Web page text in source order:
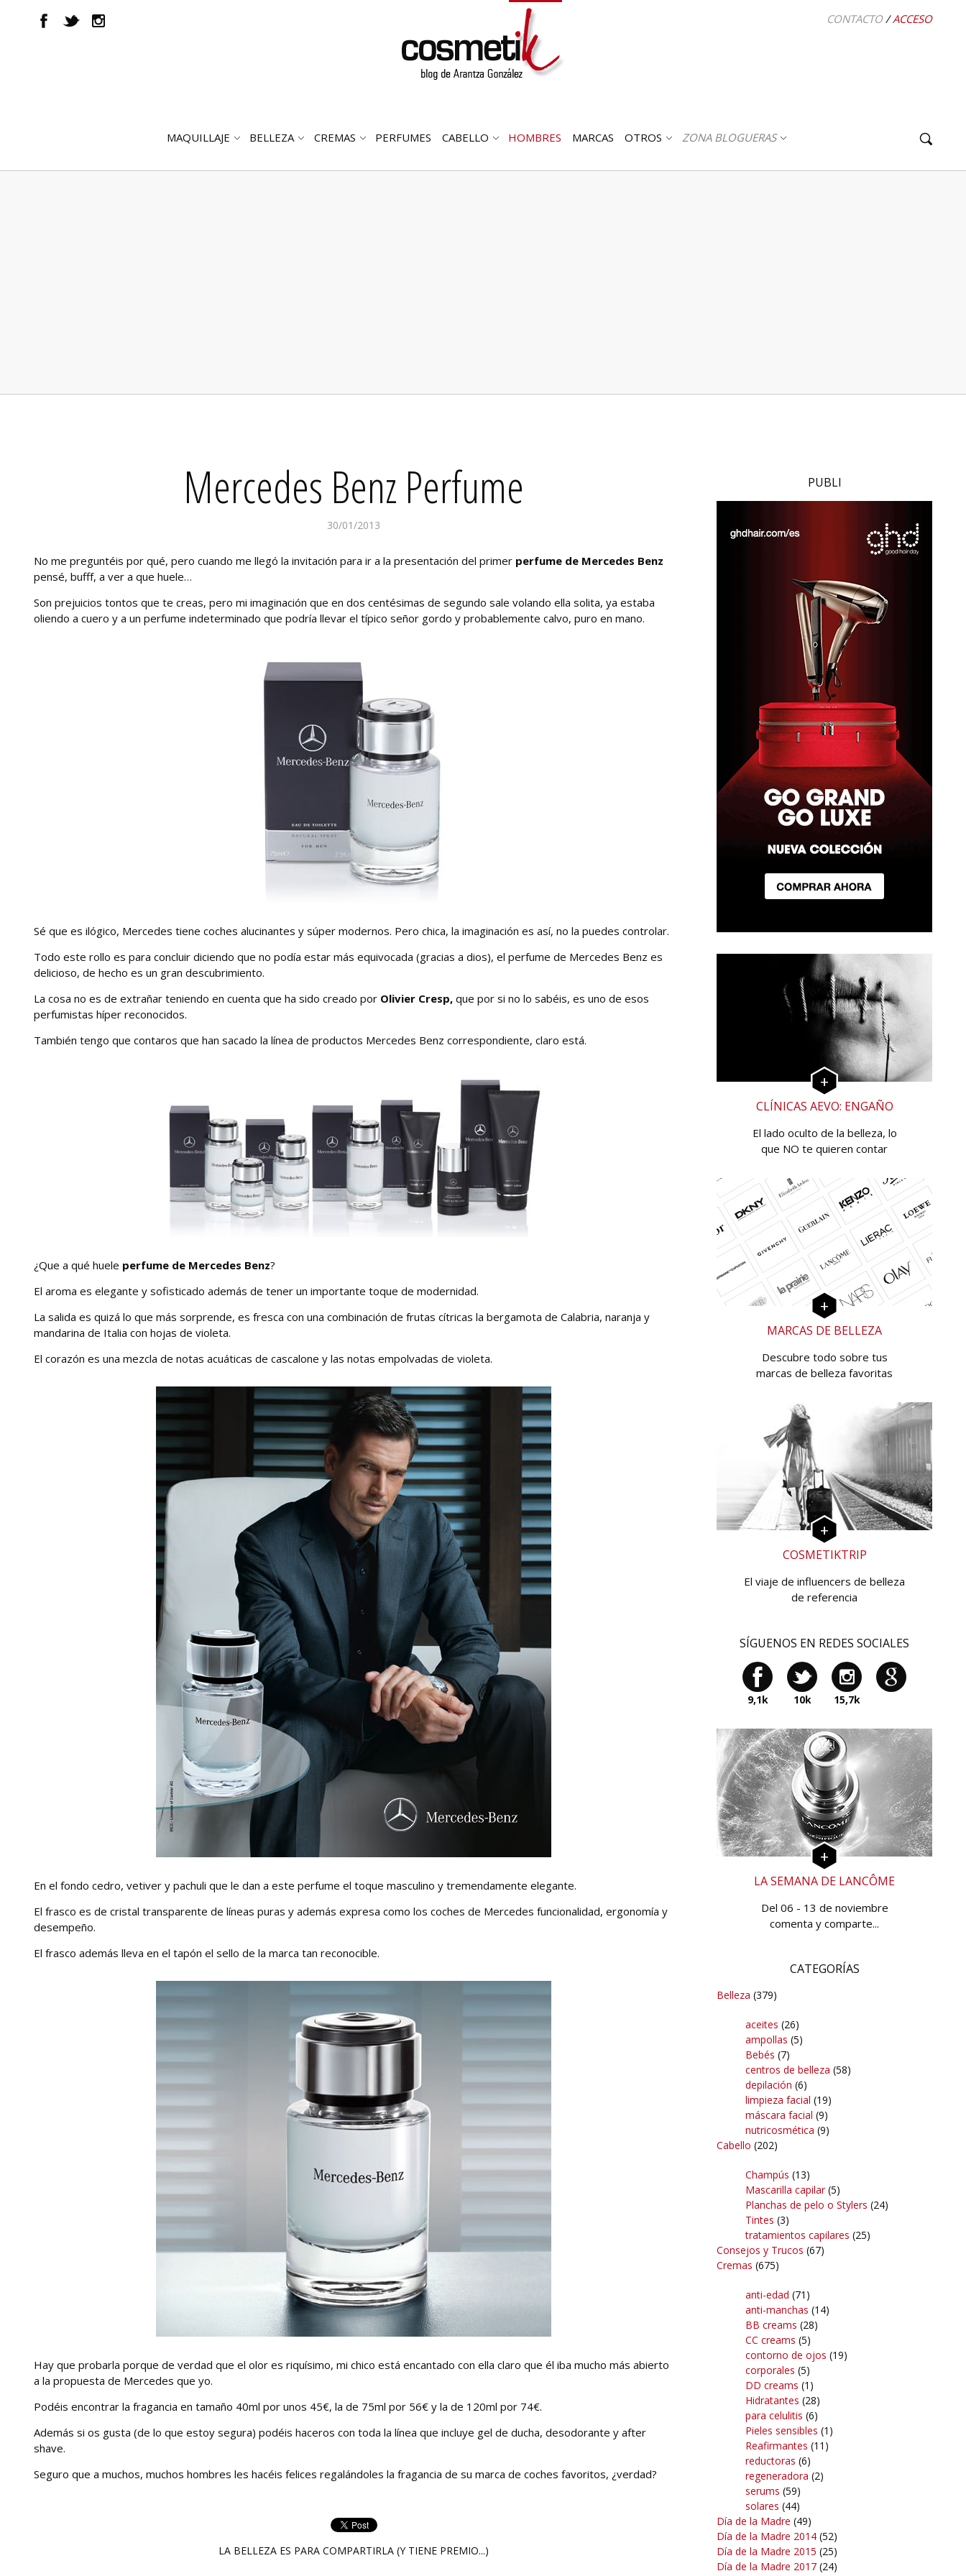
ABRIR
MAQUILLAJE
ABRIR
BELLEZA
ABRIR
CREMAS PERFUMES
ABRIR
CABELLO HOMBRES MARCAS
ABRIR
OTROS ZONA BLOGUERAS
CONTACTO/ACCESO
Mercedes Benz Perfume
30/01/2013
No me preguntéis por qué, pero cuando me llegó la invitación para ir a la presentación del primer perfume de Mercedes Benz
pensé, bufff, a ver a que huele…
Son prejuicios tontos que te creas, pero mi imaginación que en dos centésimas de segundo sale volando ella solita, ya estaba
oliendo a cuero y a un perfume indeterminado que podría llevar el típico señor gordo y probablemente calvo, puro en mano.
Sé que es ilógico, Mercedes tiene coches alucinantes y súper modernos. Pero chica, la imaginación es así, no la puedes controlar.
Todo este rollo es para concluir diciendo que no podía estar más equivocada (gracias a dios), el perfume de Mercedes Benz es
delicioso, de hecho es un gran descubrimiento.
La cosa no es de extrañar teniendo en cuenta que ha sido creado por Olivier Cresp, que por si no lo sabéis, es uno de esos
perfumistas híper reconocidos.
También tengo que contaros que han sacado la línea de productos Mercedes Benz correspondiente, claro está.
¿Que a qué huele perfume de Mercedes Benz?
El aroma es elegante y sofisticado además de tener un importante toque de modernidad.
La salida es quizá lo que más sorprende, es fresca con una combinación de frutas cítricas la bergamota de Calabria, naranja y
mandarina de Italia con hojas de violeta.
El corazón es una mezcla de notas acuáticas de cascalone y las notas empolvadas de violeta.
En el fondo cedro, vetiver y pachuli que le dan a este perfume el toque masculino y tremendamente elegante.
El frasco es de cristal transparente de líneas puras y además expresa como los coches de Mercedes funcionalidad, ergonomía y
desempeño.
El frasco además lleva en el tapón el sello de la marca tan reconocible.
Hay que probarla porque de verdad que el olor es riquísimo, mi chico está encantado con ella claro que él iba mucho más abierto
a la propuesta de Mercedes que yo.
Podéis encontrar la fragancia en tamaño 40ml por unos 45€, la de 75ml por 56€ y la de 120ml por 74€.
Además si os gusta (de lo que estoy segura) podéis haceros con toda la línea que incluye gel de ducha, desodorante y after
shave.
Seguro que a muchos, muchos hombres les hacéis felices regalándoles la fragancia de su marca de coches favoritos, ¿verdad?
LA BELLEZA ES PARA COMPARTIRLA (Y TIENE PREMIO...)
PUBLI
CLÍNICAS AEVO: ENGAÑO
El lado oculto de la belleza, lo
que NO te quieren contar
MARCAS DE BELLEZA
Descubre todo sobre tus
marcas de belleza favoritas
COSMETIKTRIP
El viaje de influencers de belleza
de referencia
SÍGUENOS EN REDES SOCIALES
9,1k 10k 15,7k
LA SEMANA DE LANCÔME
Del 06 - 13 de noviembre
comenta y comparte...
CATEGORÍAS
Belleza (379)
aceites (26)
ampollas (5)
Bebés (7)
centros de belleza (58)
depilación (6)
limpieza facial (19)
máscara facial (9)
nutricosmética (9)
Cabello (202)
Champús (13)
Mascarilla capilar(5)
Planchas de pelo o Stylers (24)
Tintes (3)
tratamientos capilares (25)
Consejos y Trucos (67)
Cremas (675)
anti-edad (71)
anti-manchas (14)
BB creams (28)
CC creams (5)
contorno de ojos (19)
corporales (5)
DD creams (1)
Hidratantes (28)
para celulitis (6)
Pieles sensibles (1)
Reafirmantes (11)
reductoras (6)
regeneradora (2)
serums (59)
solares (44)
Día de la Madre (49)
Día de la Madre 2014 (52)
Día de la Madre 2015 (25)
Día de la Madre 2017 (24)